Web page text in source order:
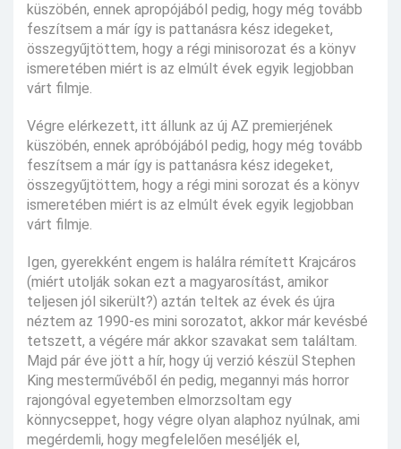
küszöbén, ennek apropójából pedig, hogy még tovább
feszítsem a már így is pattanásra kész idegeket,
összegyűjtöttem, hogy a régi minisorozat és a könyv
ismeretében miért is az elmúlt évek egyik legjobban
várt filmje.
Végre elérkezett, itt állunk az új AZ premierjének
küszöbén, ennek apróbójából pedig, hogy még tovább
feszítsem a már így is pattanásra kész idegeket,
összegyűjtöttem, hogy a régi mini sorozat és a könyv
ismeretében miért is az elmúlt évek egyik legjobban
várt filmje.
Igen, gyerekként engem is halálra rémített Krajcáros
(miért utolják sokan ezt a magyarosítást, amikor
teljesen jól sikerült?) aztán teltek az évek és újra
néztem az 1990-es mini sorozatot, akkor már kevésbé
tetszett, a végére már akkor szavakat sem találtam.
Majd pár éve jött a hír, hogy új verzió készül Stephen
King mesterművéből én pedig, megannyi más horror
rajongóval egyetemben elmorzsoltam egy
könnycseppet, hogy végre olyan alaphoz nyúlnak, ami
megérdemli, hogy megfelelően meséljék el,